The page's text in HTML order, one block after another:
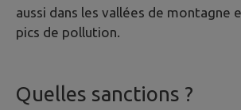
aussi dans les vallées de montagne
pics de pollution.
Quelles sanctions ?